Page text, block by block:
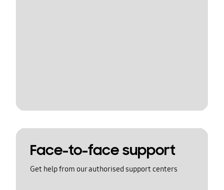
Face-to-face support
Get help from our authorised support centers